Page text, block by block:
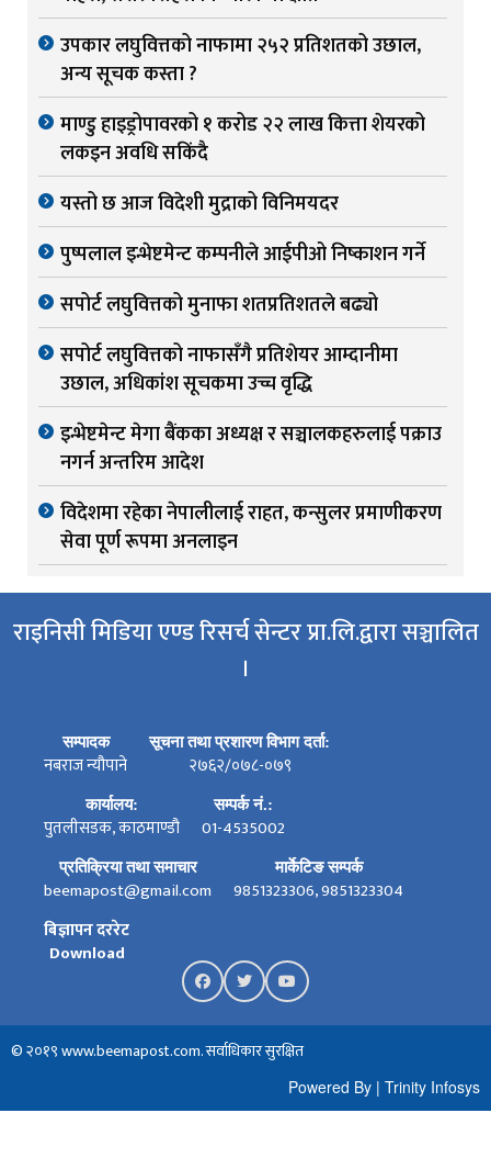
उपकार लघुवित्तको नाफामा २५२ प्रतिशतको उछाल,
अन्य सूचक कस्ता ?
माण्डु हाइड्रोपावरको १ करोड २२ लाख कित्ता शेयरको
लकइन अवधि सकिंदै
यस्तो छ आज विदेशी मुद्राको विनिमयदर
पुष्पलाल इन्भेष्टमेन्ट कम्पनीले आईपीओ निष्काशन गर्ने
सपोर्ट लघुवित्तको मुनाफा शतप्रतिशतले बढ्यो
सपोर्ट लघुवित्तको नाफासँगै प्रतिशेयर आम्दानीमा
उछाल, अधिकांश सूचकमा उच्च वृद्धि
इन्भेष्टमेन्ट मेगा बैंकका अध्यक्ष र सञ्चालकहरुलाई पक्राउ
नगर्न अन्तरिम आदेश
विदेशमा रहेका नेपालीलाई राहत, कन्सुलर प्रमाणीकरण
सेवा पूर्ण रूपमा अनलाइन
राइनिसी मिडिया एण्ड रिसर्च सेन्टर प्रा.लि.द्वारा सञ्चालित
।
सम्पादक
नबराज न्यौपाने
सूचना तथा प्रशारण विभाग दर्ता:
२७६२/०७८-०७९
कार्यालय:
पुतलीसडक, काठमाण्डौ
सम्पर्क नं.:
01-4535002
प्रतिक्रिया तथा समाचार
beemapost@gmail.com
मार्केटिङ सम्पर्क
9851323306, 9851323304
बिज्ञापन दररेट
Download
© २०१९ www.beemapost.com. सर्वाधिकार सुरक्षित
Powered By | Trinity Infosys